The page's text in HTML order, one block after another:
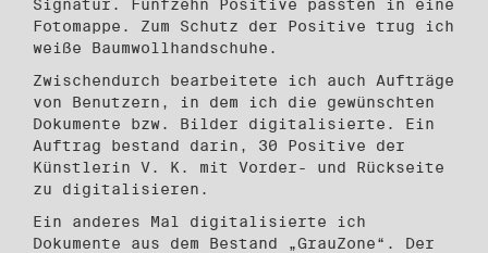
Signatur. Fünfzehn Positive passten in eine
Foto­mappe. Zum Schutz der Positive trug ich
weiße Baumwollhandschuhe.
Zwischendurch bearbeitete ich auch Aufträge
von Benutzern, in dem ich die ge­wünschten
Dokumente bzw. Bilder digitalisierte. Ein
Auftrag bestand darin, 30 Positive der
Künstlerin V. K. mit Vorder- und Rückseite
zu digitalisieren.
Ein anderes Mal digitalisierte ich
Dokumente aus dem Bestand „GrauZone“. Der